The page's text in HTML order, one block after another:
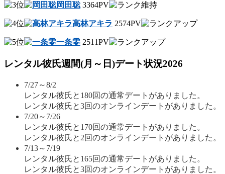
岡田聡3364PV
高林アキラ 2574PV
一条零 2511PV
レンタル彼氏週間(月～日)デート状況2026
7/27～8/2
レンタル彼氏と180回の通常デートがありました。
レンタル彼氏と3回のオンラインデートがありました。
7/20～7/26
レンタル彼氏と170回の通常デートがありました。
レンタル彼氏と2回のオンラインデートがありました。
7/13～7/19
レンタル彼氏と165回の通常デートがありました。
レンタル彼氏と3回のオンラインデートがありました。